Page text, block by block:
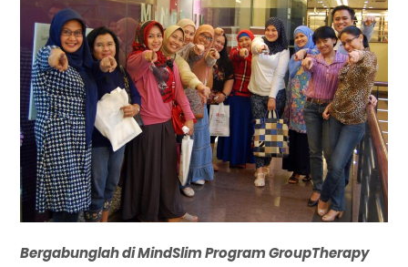
Bergabunglah di MindSlim Program GroupTherapy